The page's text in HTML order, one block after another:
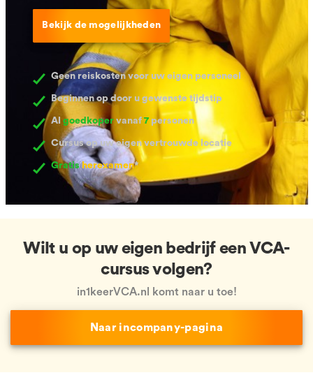
Bekijk de mogelijkheden
Geen reiskosten voor uw eigen personeel
Beginnen op door u gewenste tijdstip
Algoedkoper vanaf7personen
Cursus op uw eigen vertrouwde locatie
Gratis herexamen*
Wilt u op uw eigen bedrijf een VCA-
cursus volgen?
in1keerVCA.nl komt naar u toe!
Naar incompany-pagina